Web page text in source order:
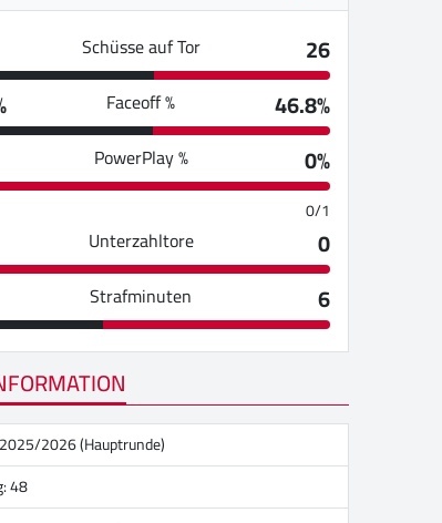
Schüsse auf Tor
26
Faceoff %
46.8%
PowerPlay % 0%
0/1
Unterzahltore
0
Strafminuten 6
2026 (Hauptrunde)
48